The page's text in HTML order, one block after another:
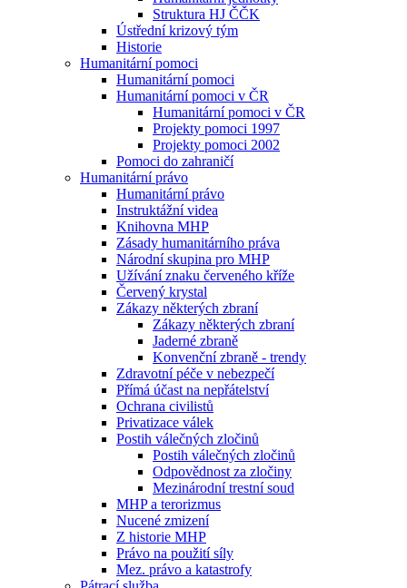
Struktura HJ ČČK
Ústřední krizový tým
Historie
Humanitární pomoci
Humanitární pomoci
Humanitární pomoci v ČR
Humanitární pomoci v ČR
Projekty pomoci 1997
Projekty pomoci 2002
Pomoci do zahraničí
Humanitární právo
Humanitární právo
Instruktážní videa
Knihovna MHP
Zásady humanitárního práva
Národní skupina pro MHP
Užívání znaku červeného kříže
Červený krystal
Zákazy některých zbraní
Zákazy některých zbraní
Jaderné zbraně
Konvenční zbraně - trendy
Zdravotní péče v nebezpečí
Přímá účast na nepřátelství
Ochrana civilistů
Privatizace válek
Postih válečných zločinů
Postih válečných zločinů
Odpovědnost za zločiny
Mezinárodní trestní soud
MHP a terorizmus
Nucené zmizení
Z historie MHP
Právo na použití síly
Mez. právo a katastrofy